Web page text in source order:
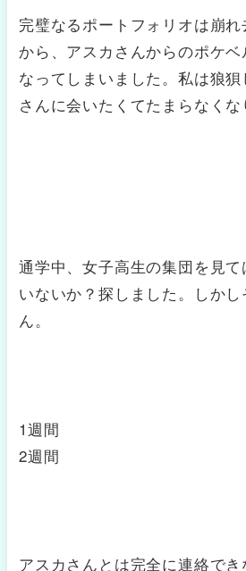
完璧なるポートフォリオは崩
から、アスカさんからのポケベ
なってしまいました。私は狼
さんに会いたくてたまらなくな
通学中、女子高生の集団を見
いないか？探しました。しか
ん。
1週間
2週間
アスカさんとは完全に連絡でき